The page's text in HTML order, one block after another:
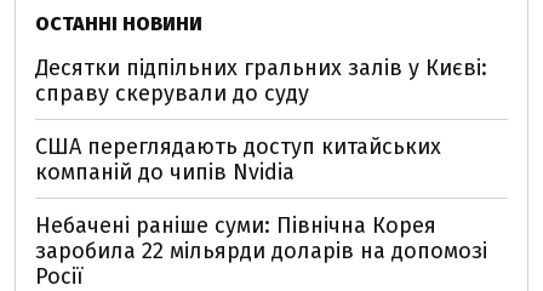
ОСТАННІ НОВИНИ
Десятки підпільних гральних залів у Києві:
справу скерували до суду
США переглядають доступ китайських
компаній до чипів Nvidia
Небачені раніше суми: Північна Корея
заробила 22 мільярди доларів на допомозі
Росії